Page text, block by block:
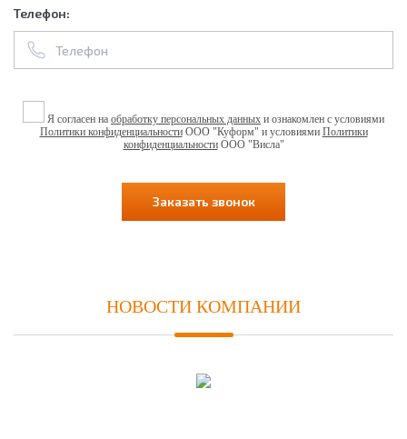
Телефон:
Я согласен на обработку персональных данных и ознакомлен с условиями
Политики конфиденциальностиООО "Куформ" и условиями Политики
конфиденциальностиООО "Висла"
НОВОСТИ КОМПАНИИ